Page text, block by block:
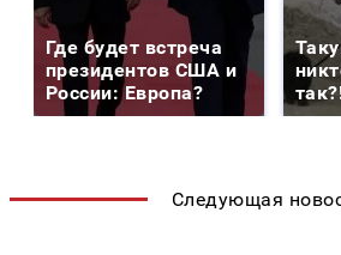
Где будет встреча
президентов США и
России: Европа?
Следующая